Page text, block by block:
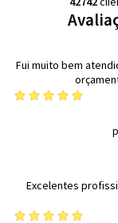
Fui muito bem
Excelentes